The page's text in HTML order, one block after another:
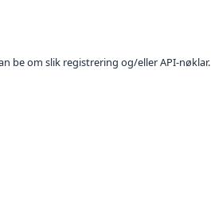
be om slik registrering og/eller API-nøklar.